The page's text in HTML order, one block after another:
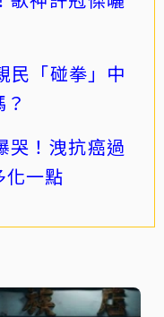
民「碰拳」中
哭！洩抗癌過
化一點